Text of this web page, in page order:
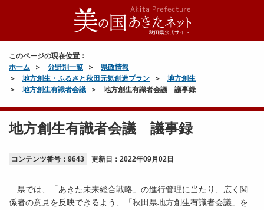
このページの現在位置：
ホーム
分野別一覧
県政情報
地方創生・ふるさと秋田元気創造プラン
地方創生
地方創生有識者会議
地方創生有識者会議 議事録
地方創生有識者会議 議事録
コンテンツ番号：9643 更新日： 2022年09月02日
県では、「あきた未来総合戦略」の進行管理に当たり、広く関
係者の意見を反映できるよう、「秋田県地方創生有識者会議」を